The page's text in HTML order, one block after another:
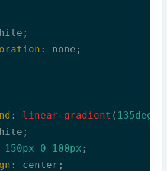
: none;
: linear-gradient ( 135deg
150px 0 100px ;
: center;